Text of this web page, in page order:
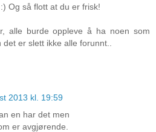
Og så flott at du er frisk!
alle burde oppleve å ha noen som
er slett ikke alle forunnt..
2013 kl. 19:59
en har det men
er avgjørende.